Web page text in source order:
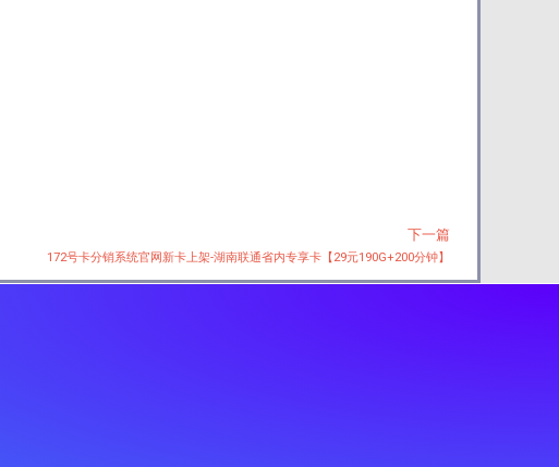
下一篇
172号卡分销系统官网新卡上架-湖南联通省内专享卡【29元190G+200分钟】